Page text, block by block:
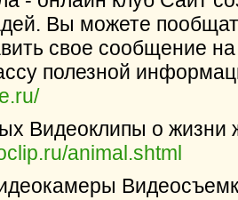
Вы можете
свое сообщение на
полезной
Видеоклипы о жизни
animal.shtml